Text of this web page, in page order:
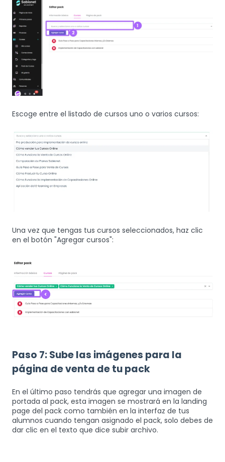
Escoge entre el listado de cursos uno o varios cursos:
Una vez que tengas tus cursos seleccionados, haz clic
en el botón "Agregar cursos":
Paso 7: Sube las imágenes para la
página de venta de tu pack
En el último paso tendrás que agregar una imagen de
portada al pack, esta imagen se mostrará en la landing
page del pack como también en la interfaz de tus
alumnos cuando tengan asignado el pack, solo debes de
dar clic en el texto que dice subir archivo.